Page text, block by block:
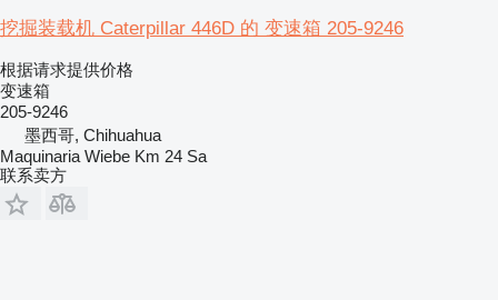
挖掘装载机 Caterpillar 446D 的 变速箱 205-9246
根据请求提供价格
变速箱
205-9246
墨西哥, Chihuahua
Maquinaria Wiebe Km 24 Sa
联系卖方